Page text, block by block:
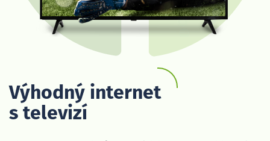
Výhodný internet
s televizí